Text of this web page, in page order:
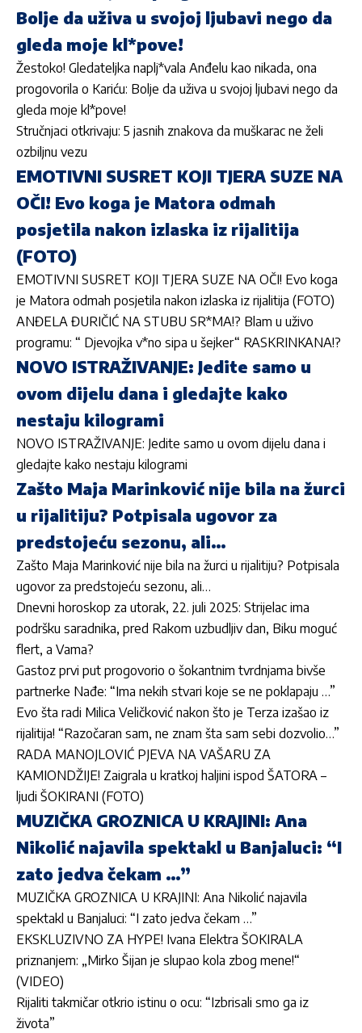
Bolje da uživa u svojoj ljubavi nego da
gleda moje kl*pove!
Žestoko! Gledateljka naplj*vala Anđelu kao nikada, ona
progovorila o Kariću: Bolje da uživa u svojoj ljubavi nego da
gleda moje kl*pove!
Stručnjaci otkrivaju: 5 jasnih znakova da muškarac ne želi
ozbiljnu vezu
EMOTIVNI SUSRET KOJI TJERA SUZE NA
OČI! Evo koga je Matora odmah
posjetila nakon izlaska iz rijalitija
(FOTO)
EMOTIVNI SUSRET KOJI TJERA SUZE NA OČI! Evo koga
je Matora odmah posjetila nakon izlaska iz rijalitija (FOTO)
ANĐELA ĐURIČIĆ NA STUBU SR*MA!? Blam u uživo
programu: “ Djevojka v*no sipa u šejker“ RASKRINKANA!?
NOVO ISTRAŽIVANJE: Jedite samo u
ovom dijelu dana i gledajte kako
nestaju kilogrami
NOVO ISTRAŽIVANJE: Jedite samo u ovom dijelu dana i
gledajte kako nestaju kilogrami
Zašto Maja Marinković nije bila na žurci
u rijalitiju? Potpisala ugovor za
predstojeću sezonu, ali…
Zašto Maja Marinković nije bila na žurci u rijalitiju? Potpisala
ugovor za predstojeću sezonu, ali…
Dnevni horoskop za utorak, 22. juli 2025: Strijelac ima
podršku saradnika, pred Rakom uzbudljiv dan, Biku moguć
flert, a Vama?
Gastoz prvi put progovorio o šokantnim tvrdnjama bivše
partnerke Nađe: “Ima nekih stvari koje se ne poklapaju …”
Evo šta radi Milica Veličković nakon što je Terza izašao iz
rijalitija! “Razočaran sam, ne znam šta sam sebi dozvolio…”
RADA MANOJLOVIĆ PJEVA NA VAŠARU ZA
KAMIONDŽIJE! Zaigrala u kratkoj haljini ispod ŠATORA –
ljudi ŠOKIRANI (FOTO)
MUZIČKA GROZNICA U KRAJINI: Ana
Nikolić najavila spektakl u Banjaluci: “I
zato jedva čekam …”
MUZIČKA GROZNICA U KRAJINI: Ana Nikolić najavila
spektakl u Banjaluci: “I zato jedva čekam …”
EKSKLUZIVNO ZA HYPE! Ivana Elektra ŠOKIRALA
priznanjem: „Mirko Šijan je slupao kola zbog mene!“
(VIDEO)
Rijaliti takmičar otkrio istinu o ocu: “Izbrisali smo ga iz
života”